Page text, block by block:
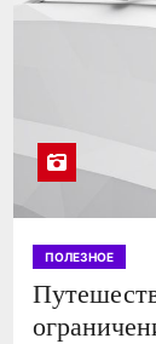
ПОЛЕЗНОЕ